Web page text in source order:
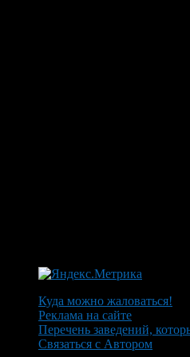
Куда можно жаловаться!
Реклама на сайте
Перечень заведений,
Связаться с Автором